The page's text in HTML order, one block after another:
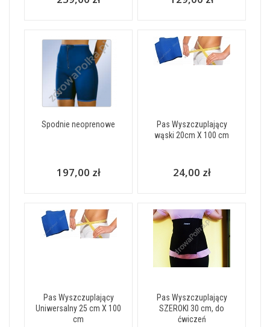
Spodnie neoprenowe
197,00 zł
Pas Wyszczuplający
wąski 20cm X 100 cm
24,00 zł
Pas Wyszczuplający
Uniwersalny 25 cm X 100
cm
Pas Wyszczuplający
SZEROKI 30 cm, do
ćwiczeń